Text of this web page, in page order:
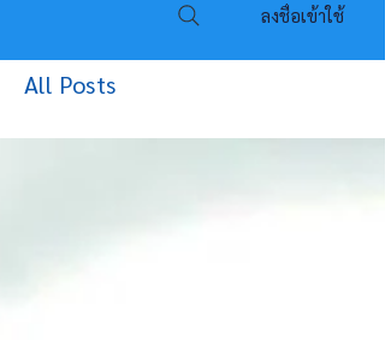
ลงชื่อเข้าใช้
All Posts